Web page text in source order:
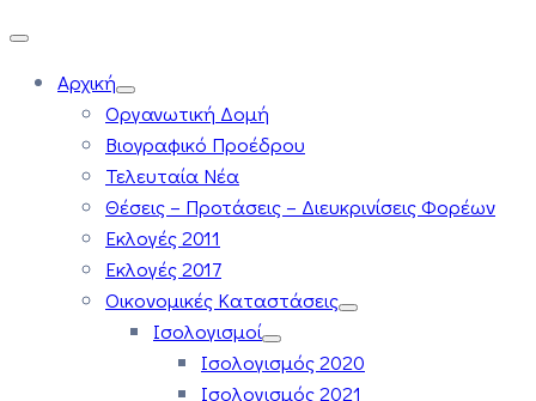
Αρχική
Οργανωτική Δομή
Βιογραφικό Προέδρου
Τελευταία Νέα
Θέσεις – Προτάσεις – Διευκρινίσεις Φορέων
Εκλογές 2011
Εκλογές 2017
Οικονομικές Καταστάσεις
Ισολογισμοί
Ισολογισμός 2020
Ισολογισμός 2021